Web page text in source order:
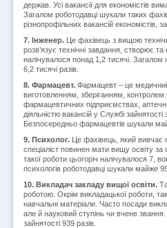
держав. Усі вакансії для економістів
Загалом роботодавці шукали таких
різнопрофільних вакансій економістів,
7. Інженер. Це фахівець з вищою
розв’язує технічні завдання, створює
налічувалося понад 1,2 тисячі. Загалом
6,2 тисячі разів.
8. Фармацевт. Фармацевт – це
виготовленням, зберіганням, контролем
фармацевтичних підприємствах,
діяльністю вакансій у Службі
Безпосередньо фармацевтів шукали
9. Психолог. Це фахівець, який вивчає
спеціаліст повинен мати вищу освіту
такої роботи цьогоріч налічувалося 7,
психологів роботодавці шукали майже
10. Викладач закладу вищої освіти.
роботою. Окрім викладацької роботи,
навчальні матеріали. Часто посади
але й науковий ступінь чи вчене
зайнятості 939 разів.